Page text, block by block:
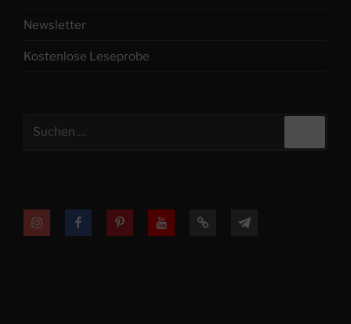
Newsletter
Kostenlose Leseprobe
InstagramFacebookPrinterestYouTubeTikTok Telegram